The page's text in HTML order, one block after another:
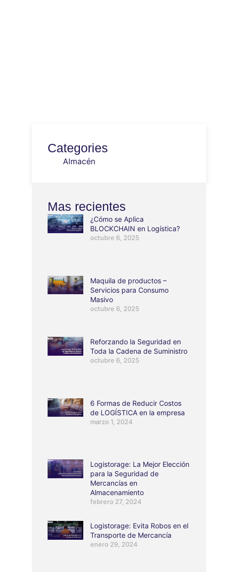
Categories
Almacén
Mas recientes
¿Cómo se Aplica
BLOCKCHAIN en Logística?
octubre 6, 2025
Maquila de productos –
Servicios para Consumo
Masivo
octubre 6, 2025
Reforzando la Seguridad en
Toda la Cadena de Suministro
octubre 6, 2025
6 Formas de Reducir Costos
de LOGÍSTICA en la empresa
marzo 1, 2024
Logistorage: La Mejor Elección
para la Seguridad de
Mercancías en
Almacenamiento
febrero 27, 2024
Logistorage: Evita Robos en el
Transporte de Mercancía
enero 29, 2024